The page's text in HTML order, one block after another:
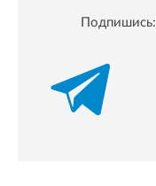
Подпишись: